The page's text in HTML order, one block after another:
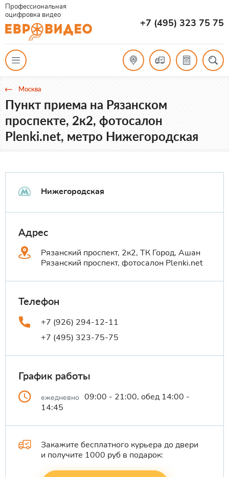
Профессиональная
оцифровка видео
+7 (495) 323 75 75
Москва
Пункт приема на Рязанском
проспекте, 2к2, фотосалон
Plenki.net, метро Нижегородская
Нижегородская
Адрес
Рязанский проспект, 2к2, ТК Город, Ашан
Рязанский проспект, фотосалон Plenki.net
Телефон
+7 (926) 294-12-11
+7 (495) 323-75-75
График работы
ежедневно 09:00 - 21:00, обед 14:00 -
14:45
Закажите бесплатного курьера до двери
и получите 1000 руб в подарок: